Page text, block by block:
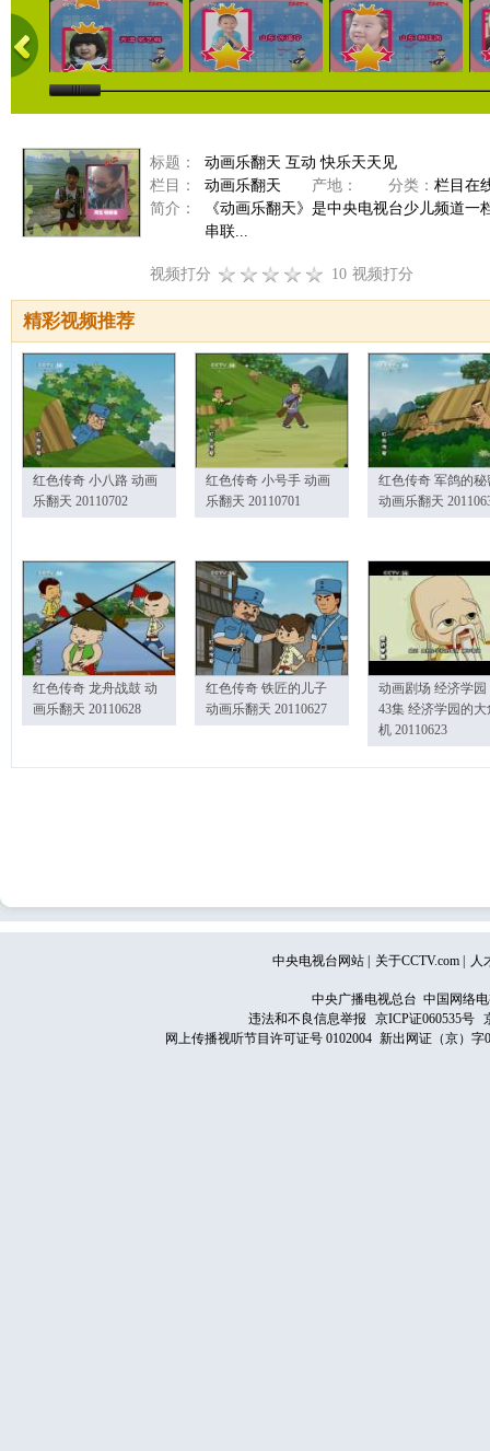
标题：
动画乐翻天 互动 快乐天天见
栏目：
动画乐翻天 产地： 分类： 栏目在
简介：
《动画乐翻天》是中央电视台少儿频道
串联...
视频打分 10 视频打分
精彩视频推荐
红色传奇 小八路 动画
乐翻天 20110702
红色传奇 小号手 动画
乐翻天 20110701
红色传奇 军鸽的秘
动画乐翻天
红色传奇 龙舟战鼓 动
画乐翻天 20110628
红色传奇 铁匠的儿子
动画乐翻天 20110627
动画剧场 经济学园
43集 经济学园的大
机 20110623
中央电视台网站 关于CCTV.com 人
中央广播电视总台 中国网络
违法和不良信息举报
京ICP证060535号
网上传播视听节目许可证号 0102004 新出网证（京）